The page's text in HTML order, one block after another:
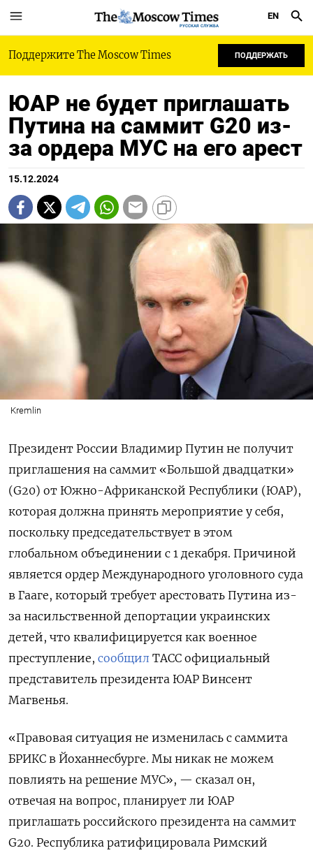
РУССКАЯ СЛУЖБА
EN
Поддержите The Moscow Times ПОДДЕРЖАТЬ
ЮАР не будет приглашать
Путина на саммит G20 из-
за ордера МУС на его арест
15.12.2024
Kremlin
Президент России Владимир Путин не получит
приглашения на саммит «Большой двадцатки»
(G20) от Южно-Африканской Республики (ЮАР),
которая должна принять мероприятие у себя,
поскольку председательствует в этом
глобальном объединении с 1 декабря. Причиной
является ордер Международного уголовного суда
в Гааге, который требует арестовать Путина из-
за насильственной депортации украинских
детей, что квалифицируется как военное
преступление, сообщил ТАСС официальный
представитель президента ЮАР Винсент
Магвенья.
«Правовая ситуация не изменилась с саммита
БРИКС в Йоханнесбурге. Мы никак не можем
повлиять на решение МУС», — сказал он,
отвечая на вопрос, планирует ли ЮАР
приглашать российского президента на саммит
G20. Республика ратифицировала Римский